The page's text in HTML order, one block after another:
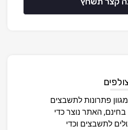
פתרונות לתשבצים
בחינם, האתר נוצר כדי
לתשבצים וכדי